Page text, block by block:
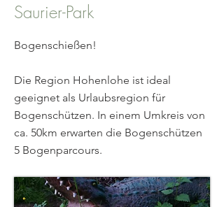
Saurier-Park
Bogenschießen!
Die Region Hohenlohe ist ideal
geeignet als Urlaubsregion für
Bogenschützen. In einem Umkreis von
ca. 50km erwarten die Bogenschützen
5 Bogenparcours.